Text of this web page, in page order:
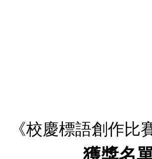
《校慶標語創作比